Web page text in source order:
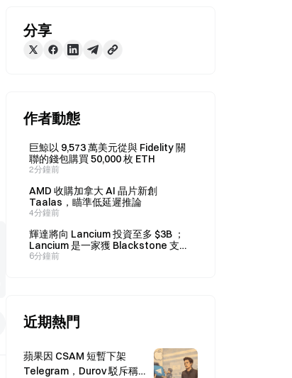
分享
作者動態
巨鯨以 9,573 萬美元從與 Fidelity 關
聯的錢包購買 50,000 枚 ETH
2分鐘前
AMD 收購加拿大 AI 晶片新創
Taalas，瞄準低延遲推論
4分鐘前
輝達將向 Lancium 投資至多 $3B ；
Lancium 是一家獲 Blackstone 支
持、為 Stargate 提供電力的供應
6分鐘前
近期熱門
蘋果因 CSAM 短暫下架
Telegram，Durov 駁斥稱受